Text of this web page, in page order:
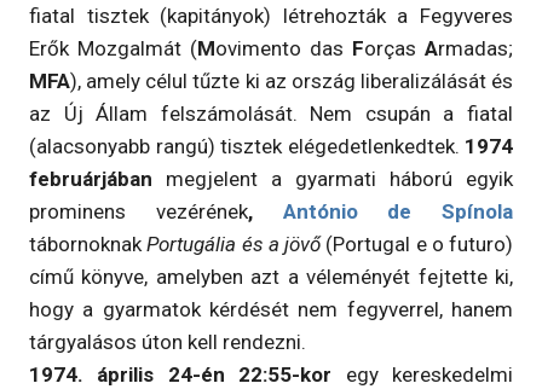
fiatal tisztek (kapitányok) létrehozták a Fegyveres
Erők Mozgalmát (Movimento das Forças Armadas;
MFA), amely célul tűzte ki az ország liberalizálását és
az Új Állam felszámolását. Nem csupán a fiatal
(alacsonyabb rangú) tisztek elégedetlenkedtek. 1974
februárjában megjelent a gyarmati háború egyik
prominens vezérének, António de Spínola
tábornoknakPortugália és a jövő(Portugal e o futuro)
című könyve, amelyben azt a véleményét fejtette ki,
hogy a gyarmatok kérdését nem fegyverrel, hanem
tárgyalásos úton kell rendezni.
1974. április 24-én 22:55-kor egy kereskedelmi